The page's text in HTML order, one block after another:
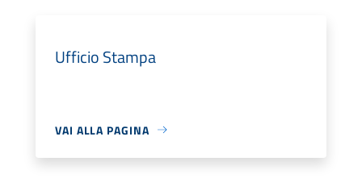
Ufficio Stampa
VAI ALLA PAGINA